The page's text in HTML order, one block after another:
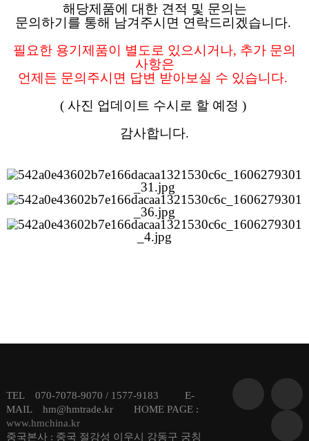
해당제품에 대한 견적 및 문의는
문의하기를 통해 남겨주시면 연락드리겠습니다.
필요한 용기제품이 별도로 있으시거나, 추가 문의
사항은
언제든 문의주시면 답변 받아보실 수 있습니다.
( 사진 업데이트 수시로 할 예정 )
감사합니다.
TEL 070-7078-9070 / 1577-9183 E-
MAIL hm@hmtrade.kr HOME PAGE :
www.hmchina.kr
중국본사 : 중국 절강성 이우시 강동구 궁칭